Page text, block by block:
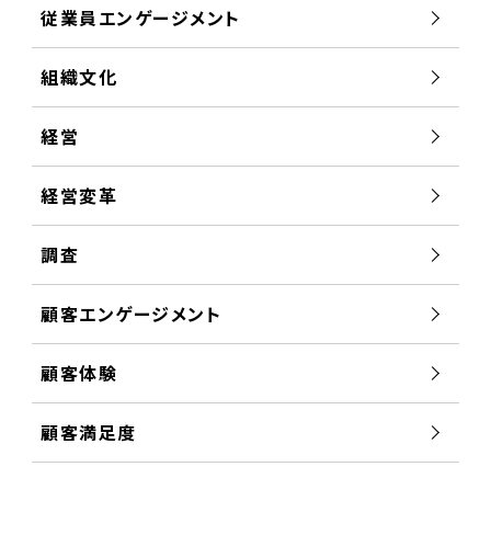
従業員エンゲージメント
組織文化
経営
経営変革
調査
顧客エンゲージメント
顧客体験
顧客満足度